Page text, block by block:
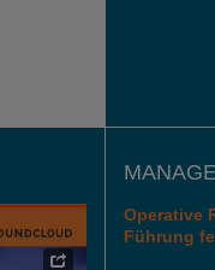
Operative
Führung